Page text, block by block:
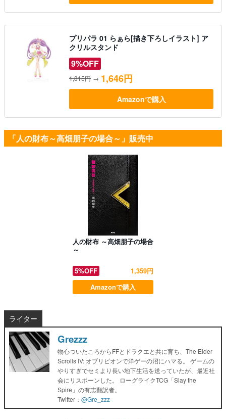
プリパラ 01 らぁら[描き下ろしイラスト] ア
クリルスタンド
9%OFF
1,815円 → 1,646円
Amazonで購入
「人の財布～高畑朋子の場合～」販売中
人の財布 ～高畑朋子の場合
～
5%OFF
1,359円
Amazonで購入
ライター
Grezzz
物心ついたころからFFとドラクエと共に育ち、The Elder
Scrolls IV: オブリビオンで洋ゲーの沼にハマる。 ゲームの
やりすぎでセミより長い地下生活を送っていたが、最近社
会にリスポーンした。 ローグライクTCG「Slay the
Spire」の有志翻訳者。
Twitter： @Gre_zzz